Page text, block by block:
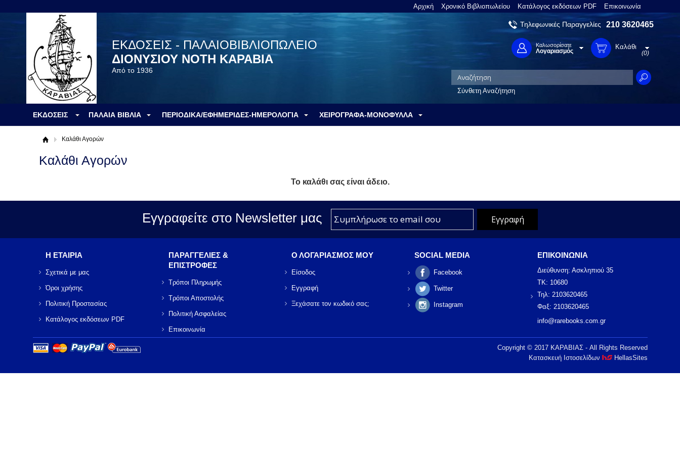
Αρχική Χρονικό Βιβλιοπωλείου Κατάλογος εκδόσεων PDF Επικοινωνία
ΕΚΔΟΣΕΙΣ - ΠΑΛΑΙΟΒΙΒΛΙΟΠΩΛΕΙΟ
ΔΙΟΝΥΣΙΟΥ ΝΟΤΗ ΚΑΡΑΒΙΑ
Από το 1936
Τηλεφωνικές Παραγγελίες 210 3620465
Καλωσορίσατε
Λογαριασμός
Καλάθι
(0)
Σύνθετη Αναζήτηση
ΕΚΔΟΣΕΙΣ ΠΑΛΑΙΑ ΒΙΒΛΙΑ ΠΕΡΙΟΔΙΚΑ/ΕΦΗΜΕΡΙΔΕΣ-ΗΜΕΡΟΛΟΓΙΑ ΧΕΙΡΟΓΡΑΦΑ-ΜΟΝΟΦΥΛΛΑ
Καλάθι Αγορών
Καλάθι Αγορών
Το καλάθι σας είναι άδειο.
Εγγραφείτε στο Νewsletter μας
Η ΕΤΑΙΡΙΑ
Σχετικά με μας
Όροι χρήσης
Πολιτική Προστασίας
Κατάλογος εκδόσεων PDF
ΠΑΡΑΓΓΕΛΙΕΣ &
ΕΠΙΣΤΡΟΦΕΣ
Τρόποι Πληρωμής
Τρόποι Αποστολής
Πολιτική Ασφαλείας
Επικοινωνία
Ο ΛΟΓΑΡΙΑΣΜΟΣ ΜΟΥ
Είσοδος
Εγγραφή
Ξεχάσατε τον κωδικό σας;
SOCIAL MEDIA
Facebook
Twitter
Instagram
ΕΠΙΚΟΙΝΩΝΙΑ
Διεύθυνση: Ασκληπιού 35
ΤΚ: 10680
Τηλ: 2103620465
Φαξ: 2103620465
info@rarebooks.com.gr
Copyright © 2017 ΚΑΡΑΒΙΑΣ - All Rights Reserved
Κατασκευή Ιστοσελίδων
HellasSites